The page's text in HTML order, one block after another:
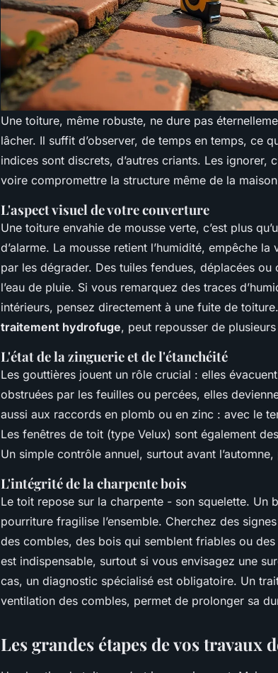
Une toiture, même robuste, ne dure pas
lâcher. Il suffit d’observer, de temps en temps, ce
indices sont discrets, d’autres criants. Les ignorer,
voire compromettre la structure même de la
L'aspect visuel de votre couverture
Une toiture envahie de mousse verte, c’est plus
d’alarme. La mousse retient l’humidité, empêche
par les dégrader. Des tuiles fendues, déplacées ou
l’eau de pluie. Si vous remarquez des traces
intérieurs, pensez directement à une fuite de
traitement hydrofuge, peut repousser de
L'état de la zinguerie et de l'étanchéité
Les gouttières jouent un rôle crucial : elles
obstruées par les feuilles ou percées, elles
aussi aux raccords en plomb ou en zinc : avec le
Les fenêtres de toit (type Velux) sont également
Un simple contrôle annuel, surtout avant
L'intégrité de la charpente bois
Le toit repose sur la charpente - son squelette. Un
pourriture fragilise l’ensemble. Cherchez des
des combles, des bois qui semblent friables ou
est indispensable, surtout si vous envisagez une
cas, un diagnostic spécialisé est obligatoire. Un
ventilation des combles, permet de prolonger sa
Les grandes étapes de vos travaux